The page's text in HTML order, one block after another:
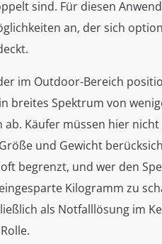
sind. Für diesen
an, der sich
im Outdoor-Bereich
breites Spektrum von
Käufer müssen hier
und Gewicht
begrenzt, und wer den
Kilogramm zu
als Notfalllösung im